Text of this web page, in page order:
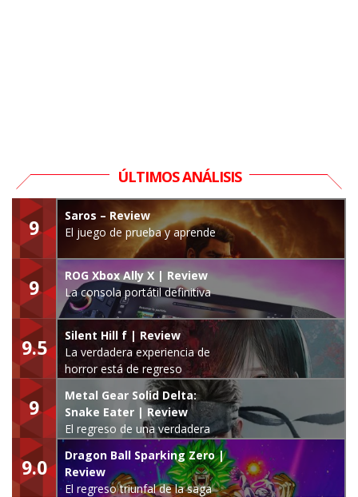
ÚLTIMOS ANÁLISIS
9
Saros – Review
El juego de prueba y aprende
9
ROG Xbox Ally X | Review
La consola portátil definitiva
9.5
Silent Hill f | Review
La verdadera experiencia de
horror está de regreso
9
Metal Gear Solid Delta:
Snake Eater | Review
El regreso de una verdadera
leyenda
9.0
Dragon Ball Sparking Zero |
Review
El regreso triunfal de la saga